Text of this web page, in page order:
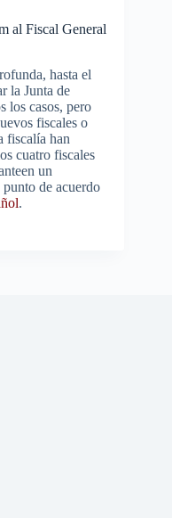
al Fiscal General
hasta el
la Junta de
los casos, pero
fiscales o
fiscalía han
cuatro fiscales
un
de acuerdo
.